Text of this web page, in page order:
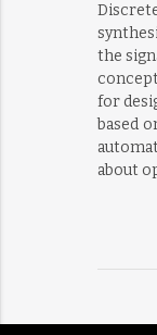
the
for
based
about